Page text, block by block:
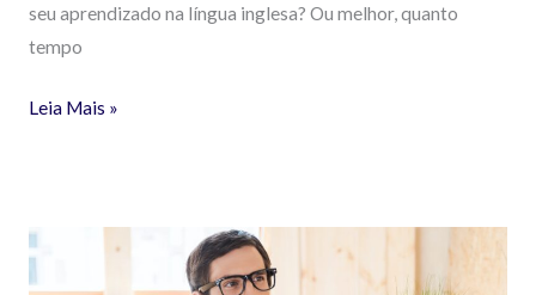
seu aprendizado na língua inglesa? Ou melhor, quanto
tempo
Leia Mais »
VERBO